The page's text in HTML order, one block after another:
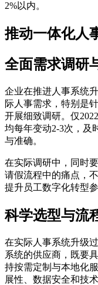
2%以内。
推动一体化人
全面需求调研
企业在推进人事系统
际人事需求，特别是
开展细致调研。仅
均每年变动2-3次，及
与准确。
在实际调研中，同时
请假流程中的痛点，
提升员工数字化转型
科学选型与流
在实际人事系统升级
系统的供应商，既要
持按需定制与本地化
展性、数据安全和技